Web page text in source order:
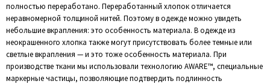
полностью переработано. Переработанный хлопок отличается
неравномерной толщиной нитей. Поэтому в одежде можно увидеть
небольшие вкрапления: это особенность материала. В одежде из
неокрашенного хлопка также могут присутствовать более темные или
светлые вкрапления — и это тоже особенность материала. При
производстве ткани мы использовали технологию AWARE™, специальные
маркерные частицы, позволяющие подтвердить подлинность